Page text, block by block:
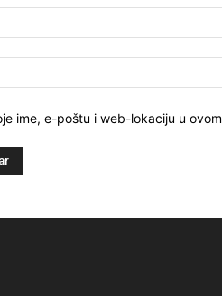
ime, e-poštu i web-lokaciju u